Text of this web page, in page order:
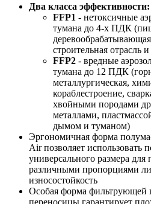
Два класса эффективности:
FFP1 - нетоксичные
тумана до 4-х ПДК
строительная отрасль
FFP2 - вредные
тумана до 12 ПДК
металлургическая,
кораблестроение,
хвойными породами
металлами,
дымом и туманом)
Эргономичная форма
Air позволяет использовать
универсального размера для
различными пропорциями
износостойкость
Особая форма фильтрующей
переносицы гарантирует